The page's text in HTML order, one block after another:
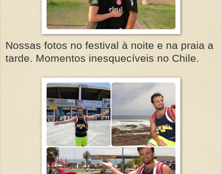
Nossas fotos no festival à noite e na praia a
tarde. Momentos inesquecíveis no Chile.